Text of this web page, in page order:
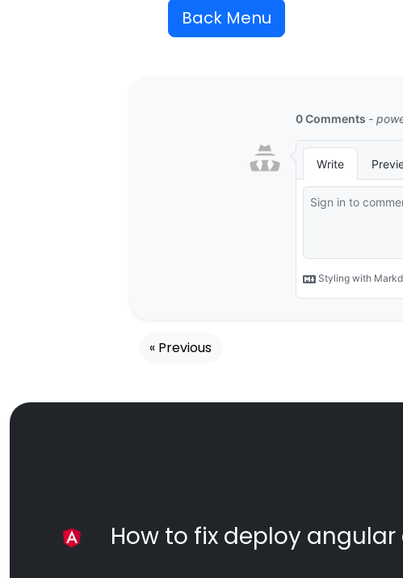
Back Menu
« Previous
How to fix deploy